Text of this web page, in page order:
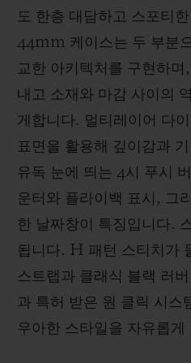
도 한층 대담하고 스포티
44mm 케이스는 두 부분
교한 아키텍처를 구현하
내고 소재와 마감 사이의
게합니다. 멀티레이어 다
표면을 활용해 깊이감과
유독 눈에 띄는 4시 푸시
운터와 플라이백 표시, 그
한 날짜창이 특징입니다.
됩니다. H 패턴 스티치가
스트랩과 클래식 블랙 러
과 특허 받은 원 클릭 시스
우아한 스타일을 자유롭게